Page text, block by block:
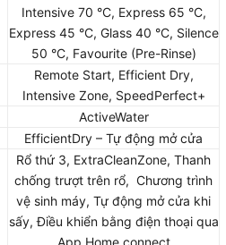
Intensive 70 °C, Express 65 °C,
Express 45 °C, Glass 40 °C, Silence
50 °C, Favourite (Pre-Rinse)
Remote Start, Efficient Dry,
Intensive Zone, SpeedPerfect+
ActiveWater
EfficientDry – Tự động mở cửa
Rổ thứ 3, ExtraCleanZone, Thanh
chống trượt trên rổ, Chương trình
vệ sinh máy, Tự động mở cửa khi
sấy, Điều khiển bằng điện thoại qua
App Home connect